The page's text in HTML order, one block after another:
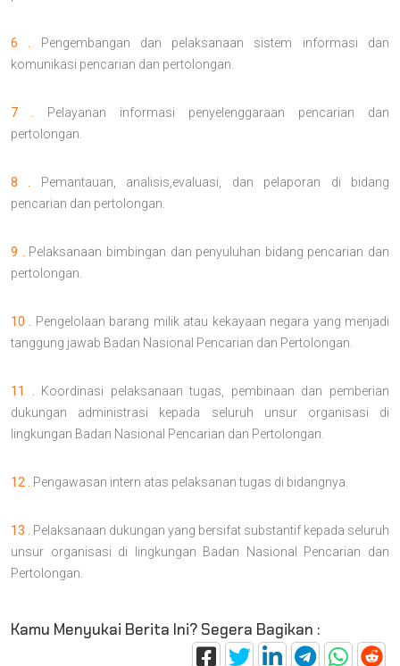
6 . Pengembangan dan pelaksanaan sistem informasi dan
komunikasi pencarian dan pertolongan.
7 . Pelayanan informasi penyelenggaraan pencarian dan
pertolongan.
8 . Pemantauan, analisis,evaluasi, dan pelaporan di bidang
pencarian dan pertolongan.
9 . Pelaksanaan bimbingan dan penyuluhan bidang pencarian dan
pertolongan.
10 . Pengelolaan barang milik atau kekayaan negara yang menjadi
tanggung jawab Badan Nasional Pencarian dan Pertolongan.
11 . Koordinasi pelaksanaan tugas, pembinaan dan pemberian
dukungan administrasi kepada seluruh unsur organisasi di
lingkungan Badan Nasional Pencarian dan Pertolongan.
12 . Pengawasan intern atas pelaksanan tugas di bidangnya.
13 . Pelaksanaan dukungan yang bersifat substantif kepada seluruh
unsur organisasi di lingkungan Badan Nasional Pencarian dan
Pertolongan.
Kamu Menyukai Berita Ini? Segera Bagikan :